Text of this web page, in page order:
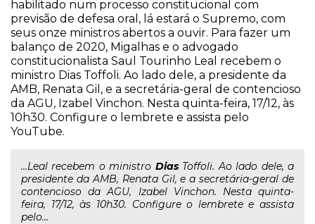
habilitado num processo constitucional com
previsão de defesa oral, lá estará o Supremo, com
seus onze ministros abertos a ouvir. Para fazer um
balanço de 2020, Migalhas e o advogado
constitucionalista Saul Tourinho Leal recebem o
ministro Dias Toffoli. Ao lado dele, a presidente da
AMB, Renata Gil, e a secretária-geral de contencioso
da AGU, Izabel Vinchon. Nesta quinta-feira, 17/12, às
10h30. Configure o lembrete e assista pelo
YouTube.
...Leal recebem o ministro DiasToffoli. Ao lado dele, a
presidente da AMB, Renata Gil, e a secretária-geral de
contencioso da AGU, Izabel Vinchon. Nesta quinta-
feira, 17/12, às 10h30. Configure o lembrete e assista
pelo...